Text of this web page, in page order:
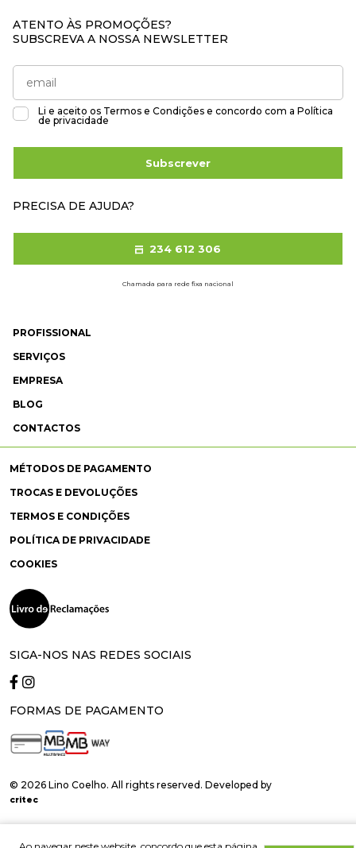
Ao navegar neste website, concordo que esta página
PROFISSIONAL
SERVIÇOS
EMPRESA
BLOG
CONTACTOS
MÉTODOS DE PAGAMENTO
TROCAS E DEVOLUÇÕES
TERMOS E CONDIÇÕES
POLÍTICA DE PRIVACIDADE
COOKIES
SIGA-NOS NAS REDES SOCIAIS
FORMAS DE PAGAMENTO
ATENTO ÀS PROMOÇÕES?
SUBSCREVA A NOSSA NEWSLETTER
Li e aceito os Termos e Condições e concordo com a Política
de privacidade
Subscrever
PRECISA DE AJUDA?
234 612 306
Chamada para rede fixa nacional
© 2026 Lino Coelho. All rights reserved. Developed by
critec